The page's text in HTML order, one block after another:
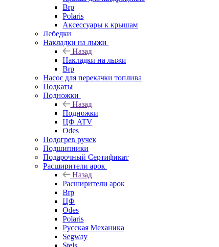
Brp
Polaris
Аксессуары к крышам
Лебедки
Накладки на лыжи
Назад
Накладки на лыжи
Brp
Насос для перекачки топлива
Подкаты
Подножки
Назад
Подножки
ЦФ ATV
Odes
Подогрев ручек
Подшипники
Подарочный Сертификат
Расширители арок
Назад
Расширители арок
Brp
ЦФ
Odes
Polaris
Русская Механика
Segway
Stels